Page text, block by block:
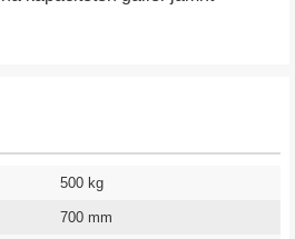
500 kg
700 mm